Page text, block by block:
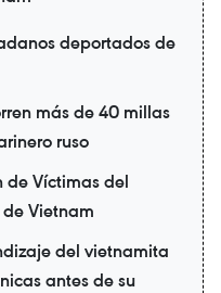
deportados de
más de 40 millas
ruso
de Víctimas del
Vietnam
del vietnamita
antes de su